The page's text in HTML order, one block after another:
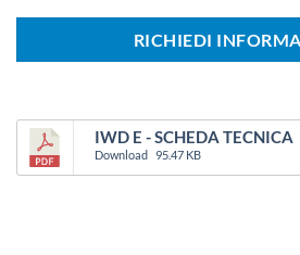
RICHIEDI
IWD E - SCHEDA TECNICA
Download 95.47 KB